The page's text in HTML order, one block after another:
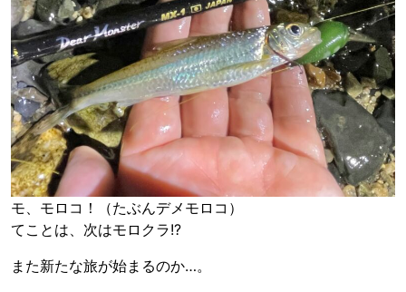
モ、モロコ！（たぶんデメモロコ）
てことは、次はモロクラ!?
また新たな旅が始まるのか…。